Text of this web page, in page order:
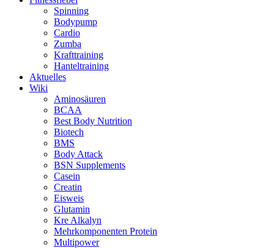
Spinning
Bodypump
Cardio
Zumba
Krafttraining
Hanteltraining
Aktuelles
Wiki
Aminosäuren
BCAA
Best Body Nutrition
Biotech
BMS
Body Attack
BSN Supplements
Casein
Creatin
Eisweis
Glutamin
Kre Alkalyn
Mehrkomponenten Protein
Multipower